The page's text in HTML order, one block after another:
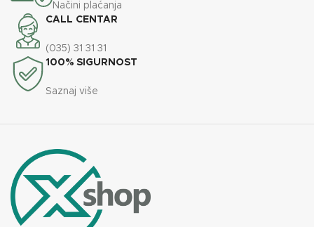
Načini plaćanja
CALL CENTAR
(035) 31 31 31
100% SIGURNOST
Saznaj više